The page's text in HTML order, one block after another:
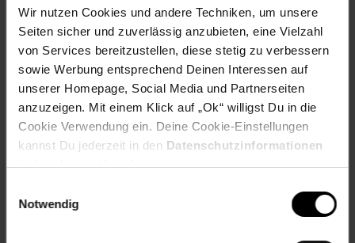
Wir nutzen Cookies und andere Techniken, um unsere
Seiten sicher und zuverlässig anzubieten, eine Vielzahl
von Services bereitzustellen, diese stetig zu verbessern
sowie Werbung entsprechend Deinen Interessen auf
unserer Homepage, Social Media und Partnerseiten
anzuzeigen. Mit einem Klick auf „Ok“ willigst Du in die
Cookie Verwendung ein. Deine Cookie-Einstellungen
kannst Du jederzeit in den Datenschutzinformationen
ändern bzw. widerrufen.
Notwendig
Versandinformationen
Herstellerinformationen
Altgeräterücknahme